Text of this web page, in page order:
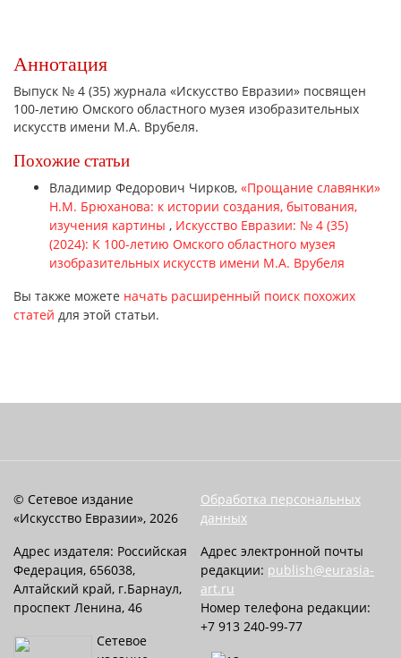
Аннотация
Выпуск № 4 (35) журнала «Искусство Евразии» посвящен
100-летию Омского областного музея изобразительных
искусств имени М.А. Врубеля.
Похожие статьи
Владимир Федорович Чирков, «Прощание славянки»
Н.М. Брюханова: к истории создания, бытования,
изучения картины , Искусство Евразии: № 4 (35)
(2024): К 100-летию Омского областного музея
изобразительных искусств имени М.А. Врубеля
Вы также можете начать расширенный поиск похожих
статей для этой статьи.
© Сетевое издание
«Искусство Евразии», 2026
Адрес издателя: Российская
Федерация, 656038,
Алтайский край, г.Барнаул,
проспект Ленина, 46
Сетевое
Обработка персональных
данных
Адрес электронной почты
редакции: publish@eurasia-
art.ru
Номер телефона редакции:
+7 913 240-99-77